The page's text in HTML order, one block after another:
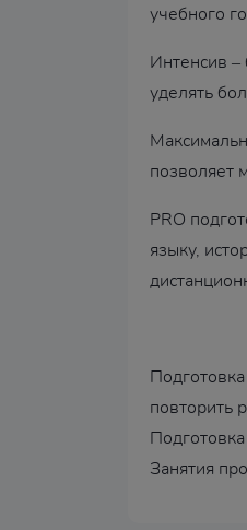
учебного
Интенсив –
уделять
позволяет
PRO
языку,
повторить
Занятия